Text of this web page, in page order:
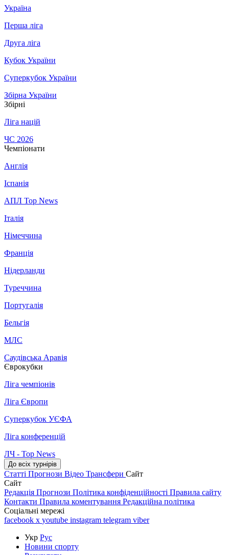
Україна
Перша ліга
Друга ліга
Кубок України
Суперкубок України
Збірна України
Збірні
Ліга націй
ЧС 2026
Чемпіонати
Англія
Іспанія
АПЛ Top News
Італія
Німеччина
Франція
Нідерланди
Туреччина
Португалія
Бельгія
МЛС
Саудівська Аравія
Єврокубки
Ліга чемпіонів
Ліга Європи
Суперкубок УЄФА
Ліга конференцій
ЛЧ - Top News
До всіх турнірів
Статті Прогнози Відео Трансфери Сайт
Сайт
Редакція Прогнози Політика конфіденційності Правила сайту
Контакти Правила коментування Редакційна політика
Соціальні мережі
facebook x youtube instagram telegram viber
Укр Рус
Новини спорту